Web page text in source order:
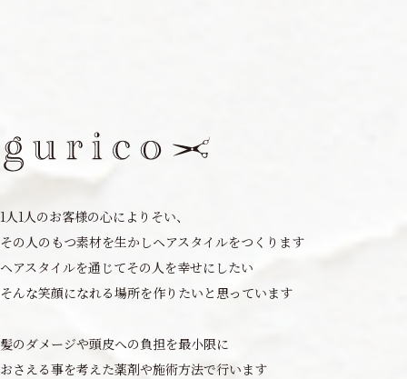
1人1人のお客様の心によりそい、
その人の もつ素材を生かしヘアスタイルをつくります
ヘアスタイルを通じてその人を幸せにしたい
そんな笑顔になれる場所を作りたいと 思っています
髪のダメージや頭皮への負担を最小限に
おさえる事を考えた薬剤や施術方法で行います